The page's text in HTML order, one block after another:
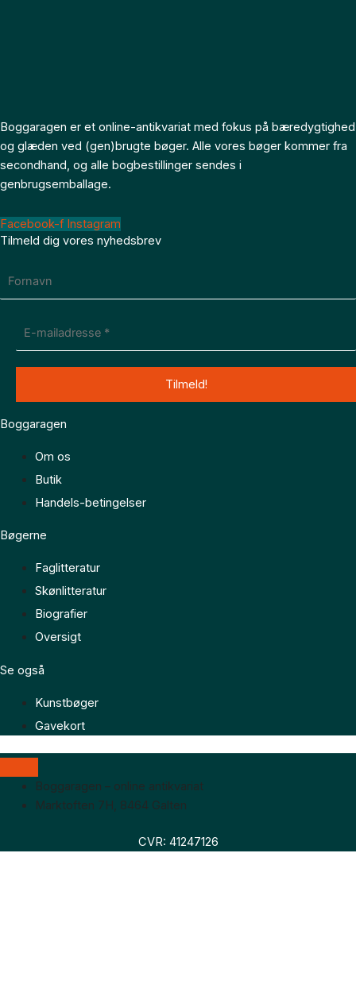
Boggaragen er et online-antikvariat med fokus på bæredygtighed
og glæden ved (gen)brugte bøger. Alle vores bøger kommer fra
secondhand, og alle bogbestillinger sendes i
genbrugsemballage.
Facebook-f Instagram
Tilmeld dig vores nyhedsbrev
Boggaragen
Om os
Butik
Handels-betingelser
Bøgerne
Faglitteratur
Skønlitteratur
Biografier
Oversigt
Se også
Kunstbøger
Gavekort
Boggaragen – online antikvariat
Marktoften 7H, 8464 Galten
CVR: 41247126